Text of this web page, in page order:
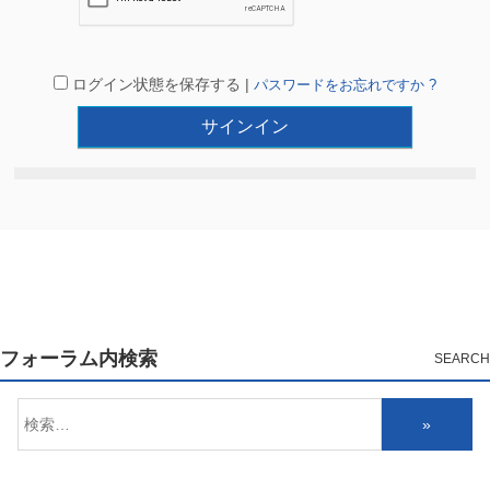
ログイン状態を保存する | パスワードをお忘れですか ?
フォーラム内検索